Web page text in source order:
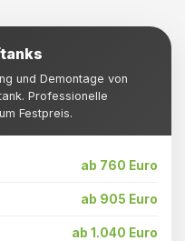
und Demontage von
Professionelle
Festpreis.
ab 760 Euro
ab 905 Euro
ab 1.040 Euro